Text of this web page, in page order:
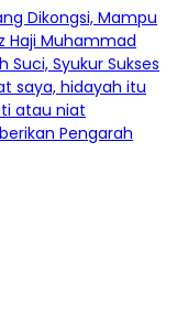
Dikongsi, Mampu
Haji Muhammad
Suci, Syukur Sukses
saya, hidayah itu
atau niat
Pengarah